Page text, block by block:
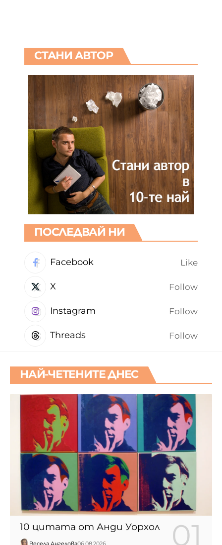
СТАНИ АВТОР
ПОСЛЕДВАЙ НИ
Facebook Like
X Follow
Instagram Follow
Threads Follow
НАЙ-ЧЕТЕНИТЕ ДНЕС
10 цитата от Анди Уорхол
Весела Ангелова06.08.2026